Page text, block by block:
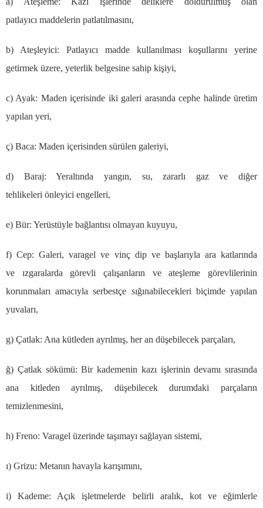
patlayıcı maddelerin patlatılmasını,
b) Ateşleyici: Patlayıcı madde kullanılması koşullarını yerine
getirmek üzere, yeterlik belgesine sahip kişiyi,
c) Ayak: Maden içerisinde iki galeri arasında cephe halindeüretim
yapılan yeri,
ç) Baca: Maden içerisinden sürülen galeriyi,
d) Baraj: Yeraltında yangın, su, zararlı gaz ve diğer
tehlikeleri önleyici engelleri,
e) Bür: Yerüstüyle bağlantısı olmayan kuyuyu,
f) Cep: Galeri, varagel ve vinçdip ve başlarıyla ara katlarında
ve ızgaralarda görevliçalışanların ve ateşleme görevlilerinin
korunmaları amacıyla serbestçe sığınabilecekleri biçimde yapılan
yuvaları,
g) Çatlak: Ana kütleden ayrılmış, her an düşebilecek parçaları,
ğ) Çatlak sökümü: Bir kademenin kazı işlerinin devamı sırasında
ana kitleden ayrılmış, düşebilecek durumdaki parçaların
temizlenmesini,
h) Freno: Varagel üzerinde taşımayı sağlayan sistemi,
ı) Grizu: Metanın havayla karışımını,
i) Kademe: Açık işletmelerde belirli aralık, kot ve eğimlerle